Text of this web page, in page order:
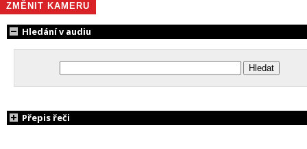
ZMĚNIT KAMERU
Hledání v audiu
Přepis řeči